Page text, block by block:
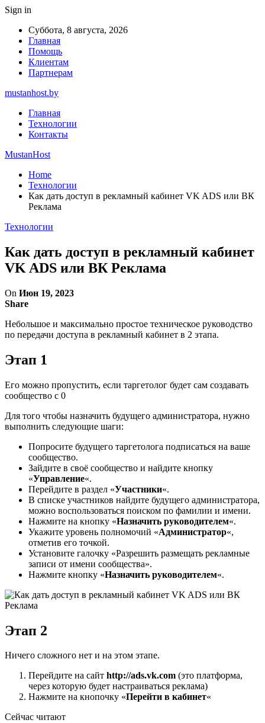
Sign in
Суббота, 8 августа, 2026
Главная
Помощь
Клиентам
Партнерам
mustanhost.by
Главная
Технологии
Контакты
MustanHost
Home
Технологии
Как дать доступ в рекламный кабинет VK ADS или ВК
Реклама
Технологии
Как дать доступ в рекламный кабинет
VK ADS или ВК Реклама
On Июн 19, 2023
Share
Небольшое и максимально простое техническое руководство
по передачи доступа в рекламный кабинет в 2 этапа.
Этап 1
Его можно пропустить, если таргетолог будет сам создавать
сообщество с 0
Для того чтобы назначить будущего администратора, нужно
выполнить следующие шаги:
Попросите будущего таргетолога подписаться на ваше
сообщество.
Зайдите в своё сообщество и найдите кнопку
«Управление«.
Перейдите в раздел «Участники«.
В списке участников найдите будущего администратора,
можно воспользоваться поиском по фамилии и имени.
Нажмите на кнопку «Назначить руководителем«.
Укажите уровень полномочий «Администратор«,
отметив его точкой.
Установите галочку «Разрешить размещать рекламные
записи от имени сообщества».
Нажмите кнопку «Назначить руководителем«.
Этап 2
Ничего сложного нет и на этом этапе.
Перейдите на сайт http://ads.vk.com (это платформа,
через которую будет настраиваться реклама)
Нажмите на кнопочку «Перейти в кабинет«
Сейчас читают